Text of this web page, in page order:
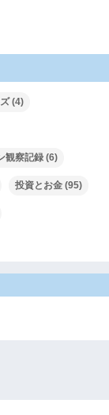
(4)
観察記録 (6)
投資とお金 (95)